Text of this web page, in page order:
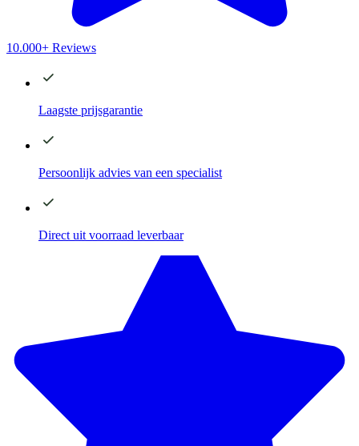
10.000+ Reviews
Laagste prijsgarantie
Persoonlijk advies van een specialist
Direct uit voorraad leverbaar